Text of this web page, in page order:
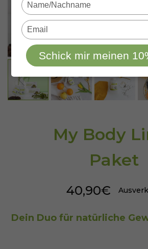
My Body
Paket
40,90€
Dein Duo für natürliche
your
name
Type
your
email
Schick mir meinen